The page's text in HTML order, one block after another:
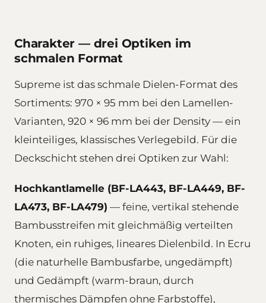
Charakter — drei Optiken im
schmalen Format
Supreme ist das schmale Dielen-Format des
Sortiments: 970 × 95 mm bei den Lamellen-
Varianten, 920 × 96 mm bei der Density — ein
kleinteiliges, klassisches Verlegebild. Für die
Deckschicht stehen drei Optiken zur Wahl:
Hochkantlamelle (BF-LA443, BF-LA449, BF-
LA473, BF-LA479) — feine, vertikal stehende
Bambusstreifen mit gleichmäßig verteilten
Knoten, ein ruhiges, lineares Dielenbild. In Ecru
(die naturhelle Bambusfarbe, ungedämpft)
und Gedämpft (warm-braun, durch
thermisches Dämpfen ohne Farbstoffe),